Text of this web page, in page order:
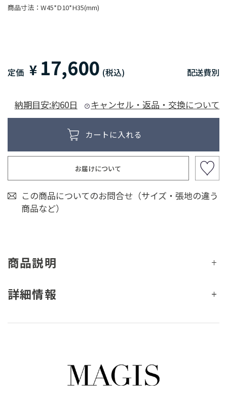
商品寸法： W45*D10*H35(mm)
定価 ¥ 17,600 (税込) 配送費別
納期目安:約60日 キャンセル・返品・交換について
お届けについて
この商品についてのお問合せ（サイズ・張地の違う
商品など）
商品説明
詳細情報